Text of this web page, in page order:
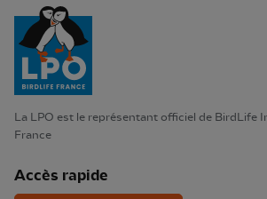
La LPO est le représentant officiel de BirdLife
France
Accès rapide